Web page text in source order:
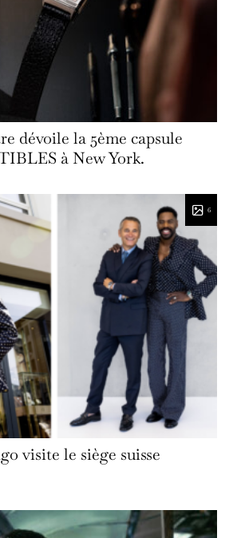
dévoile la 5ème capsule
à New York.
6
visite le siège suisse